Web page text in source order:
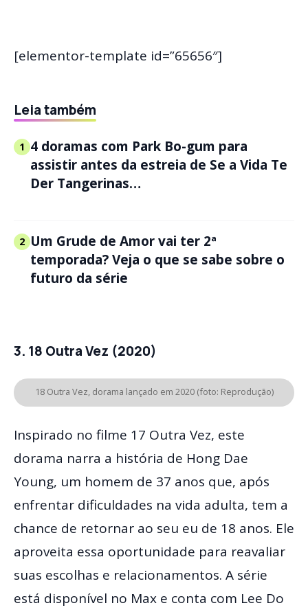
[elementor-template id=”65656″]
Leia também
1 4 doramas com Park Bo-gum para
assistir antes da estreia de Se a Vida Te
Der Tangerinas…
2 Um Grude de Amor vai ter 2ª
temporada? Veja o que se sabe sobre o
futuro da série
3. 18 Outra Vez (2020)
18 Outra Vez, dorama lançado em 2020 (foto: Reprodução)
Inspirado no filme 17 Outra Vez, este
dorama narra a história de Hong Dae
Young, um homem de 37 anos que, após
enfrentar dificuldades na vida adulta, tem a
chance de retornar ao seu eu de 18 anos. Ele
aproveita essa oportunidade para reavaliar
suas escolhas e relacionamentos. A série
está disponível no Max e conta com Lee Do